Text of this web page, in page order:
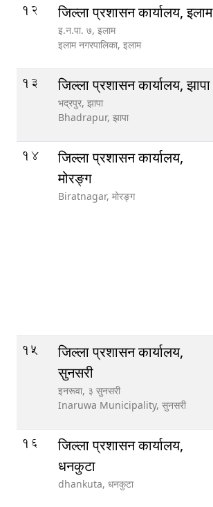
12 जिल्ला प्रशासन कार्यालय, इलाम
इ‍‍‍‌.न.पा. ७, इलाम
इलाम नगरपालिका, इलाम
13 जिल्ला प्रशासन कार्यालय, झापा
भद्रपुर, झापा
Bhadrapur, झापा
14
जिल्ला प्रशासन कार्यालय,
मोरङ्ग
Biratnagar, मोरङ्ग
15
जिल्ला प्रशासन कार्यालय,
सुनसरी
इनरूवा, ३ सुनसरी
Inaruwa Municipality, सुनसरी
16
जिल्ला प्रशासन कार्यालय,
धनकुटा
dhankuta, धनकुटा